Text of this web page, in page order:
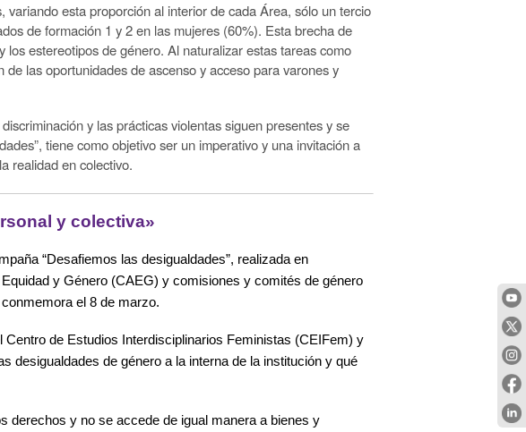
esta proporción al interior de cada Área, sólo un tercio
de formación 1 y 2 en las mujeres (60%). Esta brecha de
estereotipos de género. Al naturalizar estas tareas como
las oportunidades de ascenso y acceso para varones y
y las prácticas violentas siguen presentes y se
”, tiene como objetivo ser un imperativo y una invitación a
realidad en colectivo.
y colectiva»
“Desafiemos las desigualdades”, realizada en
y Género (CAEG) y comisiones y comités de género
el 8 de marzo.
Centro de Estudios Interdisciplinarios Feministas (CEIFem) y
desigualdades de género a la interna de la institución y qué
derechos y no se accede de igual manera a bienes y